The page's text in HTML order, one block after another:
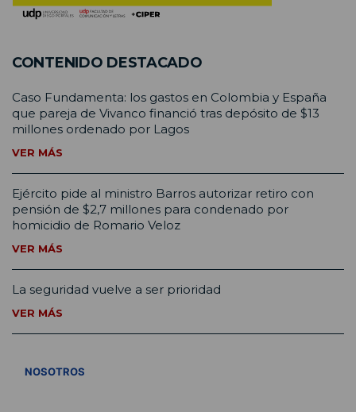
CONTENIDO DESTACADO
Caso Fundamenta: los gastos en Colombia y España
que pareja de Vivanco financió tras depósito de $13
millones ordenado por Lagos
VER MÁS
Ejército pide al ministro Barros autorizar retiro con
pensión de $2,7 millones para condenado por
homicidio de Romario Veloz
VER MÁS
La seguridad vuelve a ser prioridad
VER MÁS
NOSOTROS